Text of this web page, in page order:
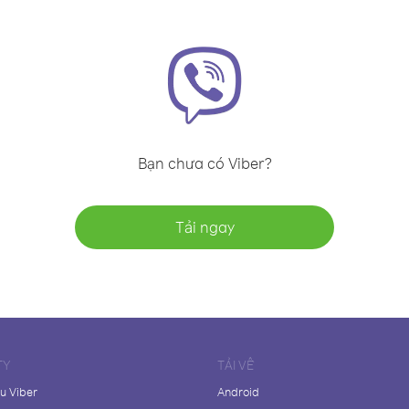
Bạn chưa có Viber?
Tải ngay
Viber
TẢI VỀ
Android